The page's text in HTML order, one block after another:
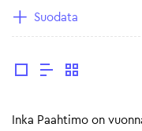
Suodata
Inka Paahtimo on